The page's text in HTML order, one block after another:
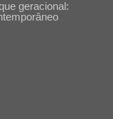
geracional: